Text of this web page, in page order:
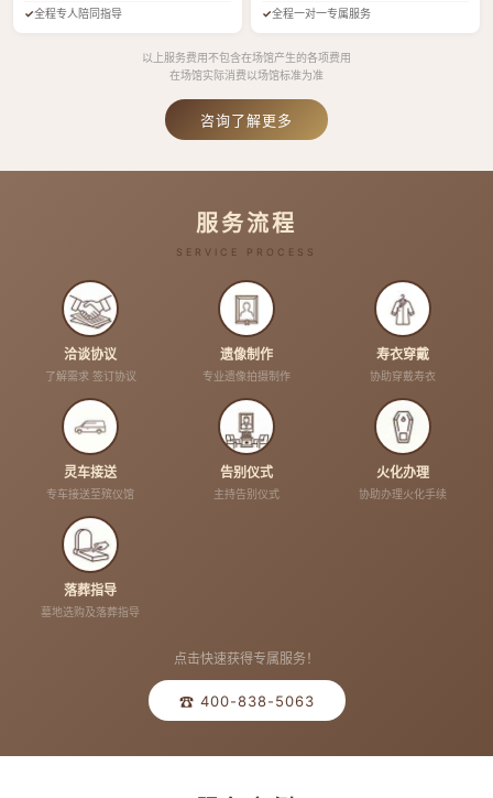
全程专人陪同指导
全程一对一专属服务
以上服务费用不包含在场馆产生的各项费用
在场馆实际消费以场馆标准为准
咨询了解更多
服务流程
SERVICE PROCESS
洽谈协议
了解需求 签订协议
遗像制作
专业遗像拍摄制作
寿衣穿戴
协助穿戴寿衣
灵车接送
专车接送至殡仪馆
告别仪式
主持告别仪式
火化办理
协助办理火化手续
落葬指导
墓地选购及落葬指导
点击快速获得专属服务！
☎ 400-838-5063